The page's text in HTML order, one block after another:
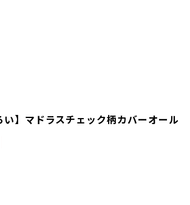
い】マドラスチェック柄カバーオール